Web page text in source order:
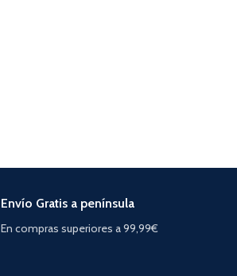
Envío Gratis a península
En compras superiores a 99,99€